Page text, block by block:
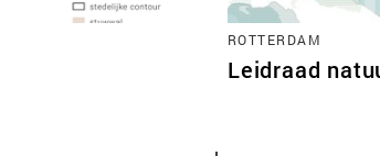
ROTTERDAM
Leidraad